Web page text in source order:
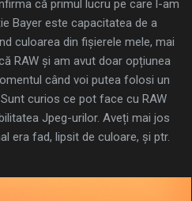
că primul lucru pe care l-am
Bayer este capacitatea de a
culoarea din fișierele mele, mai
RAW și am avut doar opțiunea
când voi putea folosi un
curios ce pot face cu RAW
Jpeg-urilor. Aveți mai jos
era fad, lipsit de culoare, și ptr.